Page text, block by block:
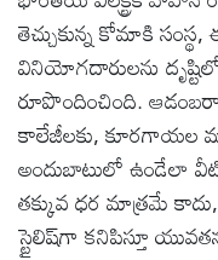
తెచ్చుకున్న కోమాకి
వినియోగదారులను
రూపొందించింది.
కాలేజీలకు, కూరగాయల
అందుబాటులో ఉండేలా
తక్కువ ధర మాత్రమే
స్టైలిష్‌గా కనిపిస్తూ